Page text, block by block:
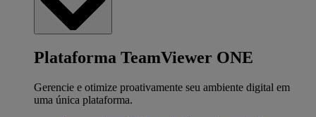
Plataforma TeamViewer ONE
Gerencie e otimize proativamente seu ambiente digital em
uma única plataforma.